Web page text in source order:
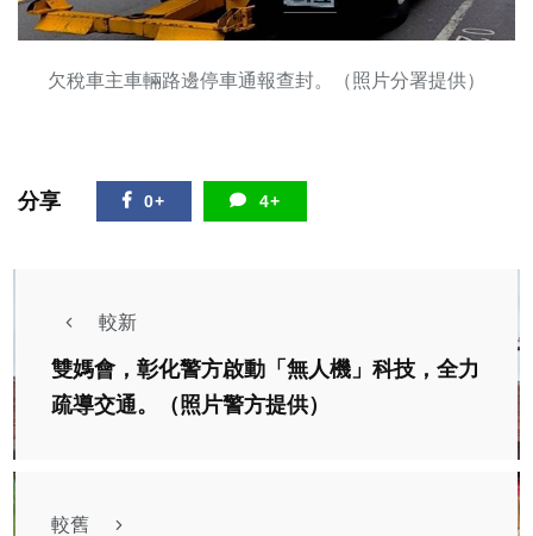
欠稅車主車輛路邊停車通報查封。（照片分署提供）
分享 0+ 4+
較新
雙媽會，彰化警方啟動「無人機」科技，全力
疏導交通。（照片警方提供）
較舊